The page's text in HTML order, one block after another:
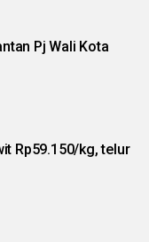
Pj Wali Kota
Rp59.150/kg, telur